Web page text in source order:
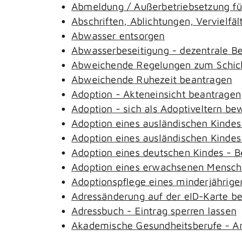
Abmeldung / Außerbetriebsetzung
Abschriften, Ablichtungen,
Abwasser entsorgen
Abwasserbeseitigung - dezentrale
Abweichende Regelungen zum
Abweichende Ruhezeit beantragen
Adoption - Akteneinsicht beantragen
Adoption - sich als Adoptiveltern
Adoption eines ausländischen
Adoption eines ausländischen
Adoption eines deutschen Kindes -
Adoption eines erwachsenen
Adoptionspflege eines
Adressänderung auf der eID-Karte
Adressbuch - Eintrag sperren lassen
Akademische Gesundheitsberufe -